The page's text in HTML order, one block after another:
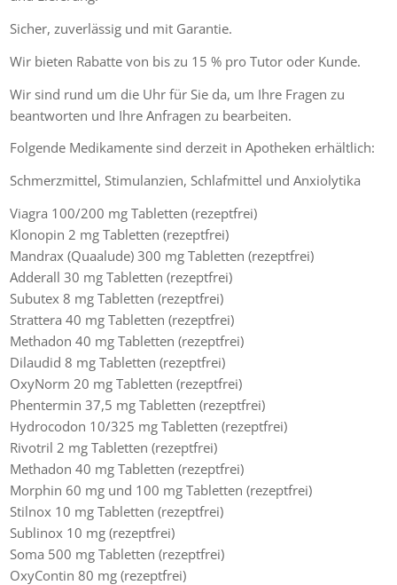
Sicher, zuverlässig und mit Garantie.
Wir bieten Rabatte von bis zu 15 % pro Tutor oder Kunde.
Wir sind rund um die Uhr für Sie da, um Ihre Fragen zu
beantworten und Ihre Anfragen zu bearbeiten.
Folgende Medikamente sind derzeit in Apotheken erhältlich:
Schmerzmittel, Stimulanzien, Schlafmittel und Anxiolytika
Viagra 100/200 mg Tabletten (rezeptfrei)
Klonopin 2 mg Tabletten (rezeptfrei)
Mandrax (Quaalude) 300 mg Tabletten (rezeptfrei)
Adderall 30 mg Tabletten (rezeptfrei)
Subutex 8 mg Tabletten (rezeptfrei)
Strattera 40 mg Tabletten (rezeptfrei)
Methadon 40 mg Tabletten (rezeptfrei)
Dilaudid 8 mg Tabletten (rezeptfrei)
OxyNorm 20 mg Tabletten (rezeptfrei)
Phentermin 37,5 mg Tabletten (rezeptfrei)
Hydrocodon 10/325 mg Tabletten (rezeptfrei)
Rivotril 2 mg Tabletten (rezeptfrei)
Methadon 40 mg Tabletten (rezeptfrei)
Morphin 60 mg und 100 mg Tabletten (rezeptfrei)
Stilnox 10 mg Tabletten (rezeptfrei)
Sublinox 10 mg (rezeptfrei)
Soma 500 mg Tabletten (rezeptfrei)
OxyContin 80 mg (rezeptfrei)